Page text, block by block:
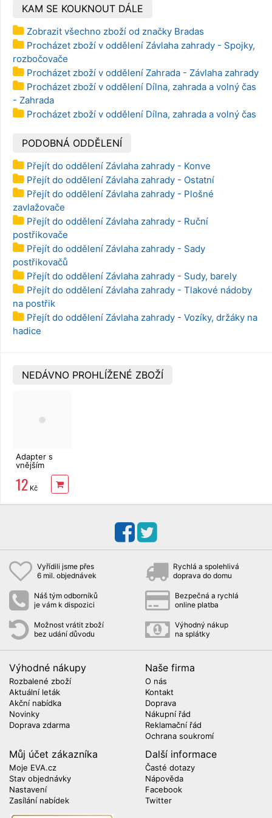
KAM SE KOUKNOUT DÁLE
Zobrazit všechno zboží od značky Bradas
Procházet zboží v oddělení Závlaha zahrady - Spojky,
rozbočovače
Procházet zboží v oddělení Zahrada - Závlaha zahrady
Procházet zboží v oddělení Dílna, zahrada a volný čas
- Zahrada
Procházet zboží v oddělení Dílna, zahrada a volný čas
PODOBNÁ ODDĚLENÍ
Přejít do oddělení Závlaha zahrady - Konve
Přejít do oddělení Závlaha zahrady - Ostatní
Přejít do oddělení Závlaha zahrady - Plošné
zavlažovače
Přejít do oddělení Závlaha zahrady - Ruční
postřikovače
Přejít do oddělení Závlaha zahrady - Sady
postřikovačů
Přejít do oddělení Závlaha zahrady - Sudy, barely
Přejít do oddělení Závlaha zahrady - Tlakové nádoby
na postřik
Přejít do oddělení Závlaha zahrady - Vozíky, držáky na
hadice
NEDÁVNO PROHLÍŽENÉ ZBOŽÍ
Adapter s
vnějším
závitem 1/2"
pro hadici s
rychlospojkou,
12 Kč
Vyřídili jsme přes
6 mil. objednávek
Rychlá a spolehlivá
doprava do domu
Náš tým odborníků
je vám k dispozici
Bezpečná a rychlá
online platba
Možnost vrátit zboží
bez udání důvodu
Výhodný nákup
na splátky
Výhodné nákupy
Rozbalené zboží
Aktuální leták
Akční nabídka
Novinky
Doprava zdarma
Naše firma
O nás
Kontakt
Doprava
Nákupní řád
Reklamační řád
Ochrana soukromí
Můj účet zákazníka
Moje EVA.cz
Stav objednávky
Nastavení
Zasílání nabídek
Další informace
Časté dotazy
Nápověda
Facebook
Twitter